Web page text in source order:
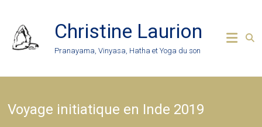
content
Christine Laurion
Pranayama, Vinyasa, Hatha et Yoga du son
Voyage initiatique en Inde 2019